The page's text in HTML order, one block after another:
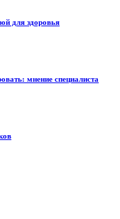
для здоровья
мнение специалиста